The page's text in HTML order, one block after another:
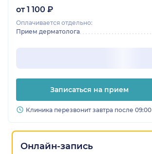
от 1 100 ₽
Оплачивается отдельно:
Прием дерматолога
Записаться на прием
Клиника перезвонит завтра после 09:00
Онлайн-запись